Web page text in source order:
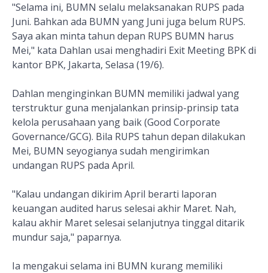
"Selama ini, BUMN selalu melaksanakan RUPS pada
Juni. Bahkan ada BUMN yang Juni juga belum RUPS.
Saya akan minta tahun depan RUPS BUMN harus
Mei," kata Dahlan usai menghadiri Exit Meeting BPK di
kantor BPK, Jakarta, Selasa (19/6).
Dahlan menginginkan BUMN memiliki jadwal yang
terstruktur guna menjalankan prinsip-prinsip tata
kelola perusahaan yang baik (Good Corporate
Governance/GCG). Bila RUPS tahun depan dilakukan
Mei, BUMN seyogianya sudah mengirimkan
undangan RUPS pada April.
"Kalau undangan dikirim April berarti laporan
keuangan audited harus selesai akhir Maret. Nah,
kalau akhir Maret selesai selanjutnya tinggal ditarik
mundur saja," paparnya.
Ia mengakui selama ini BUMN kurang memiliki